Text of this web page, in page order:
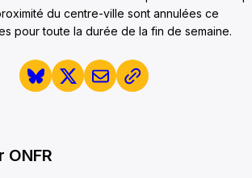
du centre-ville sont annulées ce
pour toute la durée de la fin de semaine.
ONFR